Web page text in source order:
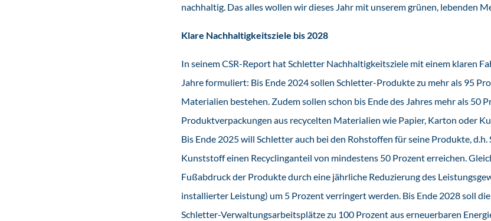
nachhaltig. Das alles wollen wir dieses Jahr mit unserem grünen, lebenden
Klare Nachhaltigkeitsziele bis 2028
In seinem CSR-Report hat Schletter Nachhaltigkeitsziele mit einem klaren
Jahre formuliert: Bis Ende 2024 sollen Schletter-Produkte zu mehr als 95
Materialien bestehen. Zudem sollen schon bis Ende des Jahres mehr als 50
Produktverpackungen aus recycelten Materialien wie Papier, Karton oder
Bis Ende 2025 will Schletter auch bei den Rohstoffen für seine Produkte,
Kunststoff einen Recyclinganteil von mindestens 50 Prozent erreichen.
Fußabdruck der Produkte durch eine jährliche Reduzierung des
installierter Leistung) um 5 Prozent verringert werden. Bis Ende 2028 soll
Schletter-Verwaltungsarbeitsplätze zu 100 Prozent aus erneuerbaren